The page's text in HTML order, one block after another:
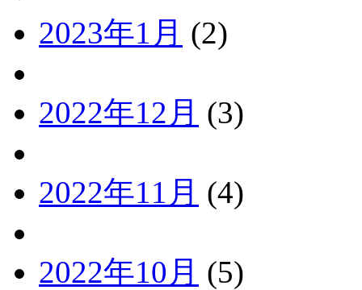
2023年1月 (2)
2022年12月 (3)
2022年11月 (4)
2022年10月 (5)